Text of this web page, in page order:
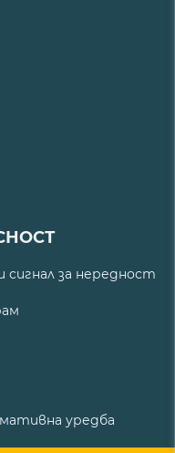
за нередност
уредба